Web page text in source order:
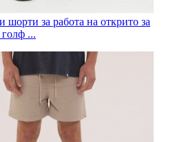
за работа на открито за
...